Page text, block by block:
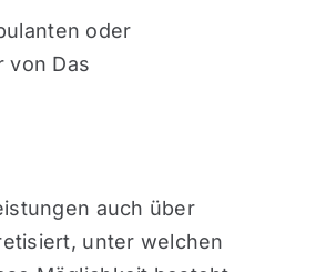
oder
von Das
auch über
unter welchen